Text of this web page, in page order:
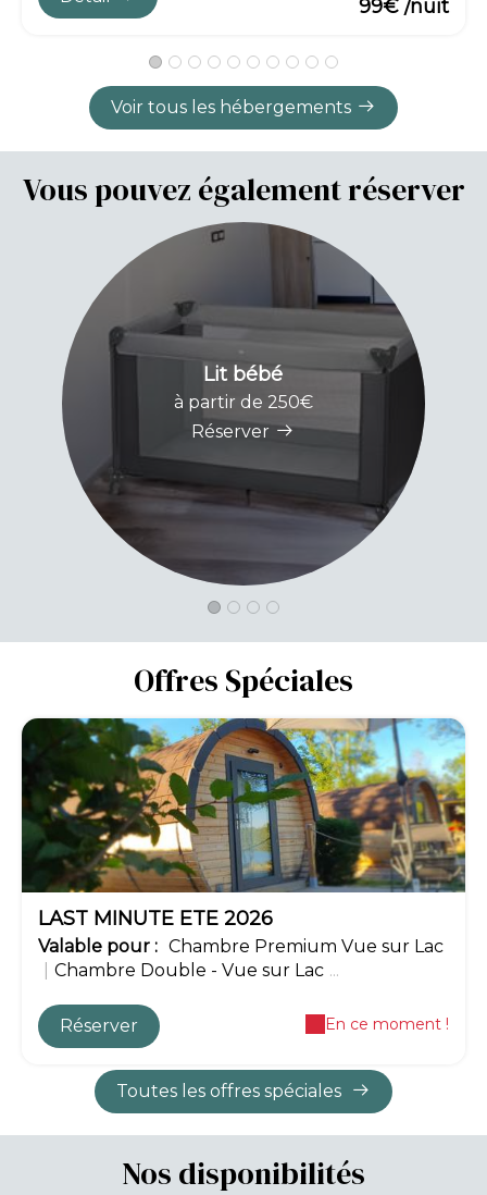
99€ /nuit
Voir tous les hébergements
Vous pouvez également réserver
Lit bébé
à partir de 250€
Réserver
Offres Spéciales
-15%
LAST MINUTE ETE 2026
Valable pour : Chambre Premium Vue sur Lac
Chambre Double - Vue sur Lac ...
Réserver En ce moment !
Toutes les offres spéciales
Nos disponibilités